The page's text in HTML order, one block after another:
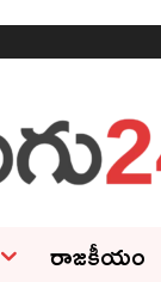
రాజకీయం